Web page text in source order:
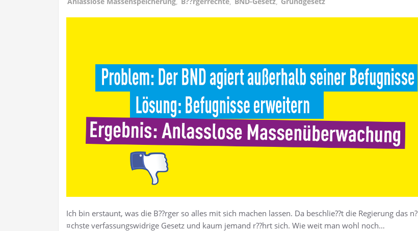
Ich bin erstaunt, was die B??rger so alles mit sich machen lassen. Da beschlie??t die Regierung das n?
¤chste verfassungswidrige Gesetz und kaum jemand r??hrt sich. Wie weit man wohl noch…